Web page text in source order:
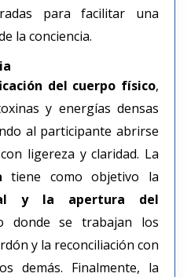
para facilitar una
la conciencia.
del cuerpo físico,
y energías densas
al participante abrirse
ligereza y claridad. La
tiene como objetivo la
y la apertura del
donde se trabajan los
y la reconciliación con
demás. Finalmente, la